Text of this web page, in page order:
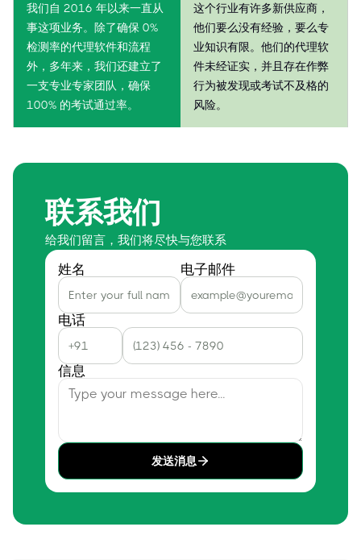
我们自 2016 年以来一直从
事这项业务。除了确保 0%
检测率的代理软件和流程
外，多年来，我们还建立了
一支专业专家团队，确保
100% 的考试通过率。
这个行业有许多新供应商，
他们要么没有经验，要么专
业知识有限。他们的代理软
件未经证实，并且存在作弊
行为被发现或考试不及格的
风险。
联系我们
给我们留言，我们将尽快与您联系
姓名 电子邮件
电话
信息
发送消息